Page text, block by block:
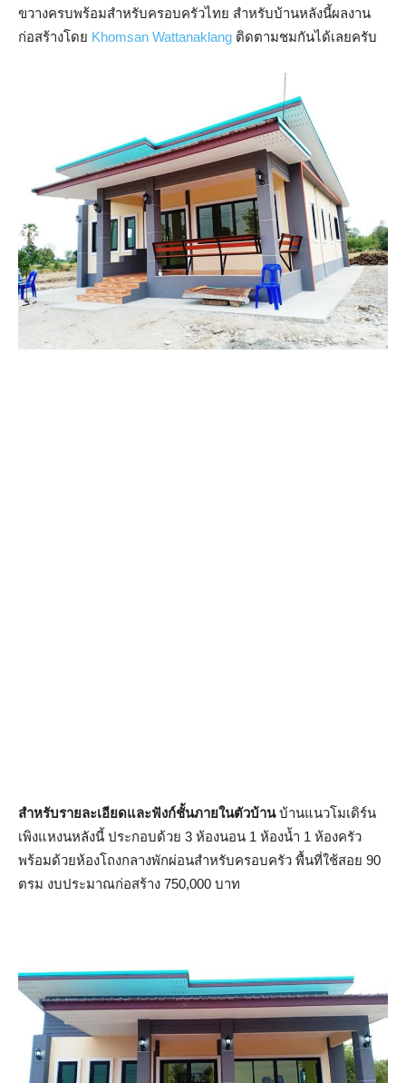
ขวางครบพร้อมสำหรับครอบครัวไทย สำหรับบ้านหลังนี้ผลงาน
ก่อสร้างโดย Khomsan Wattanaklang ‎ติดตามชมกันได้เลยครับ
สำหรับรายละเอียดและฟังก์ชั้นภายในตัวบ้านบ้านแนวโมเดิร์น
เพิงแหงนหลังนี้ ประกอบด้วย 3 ห้องนอน 1 ห้องน้ำ 1 ห้องครัว
พร้อมด้วยห้องโถงกลางพักผ่อนสำหรับครอบครัว พื้นที่ใช้สอย 90
ตรม งบประมาณก่อสร้าง 750,000 บาท